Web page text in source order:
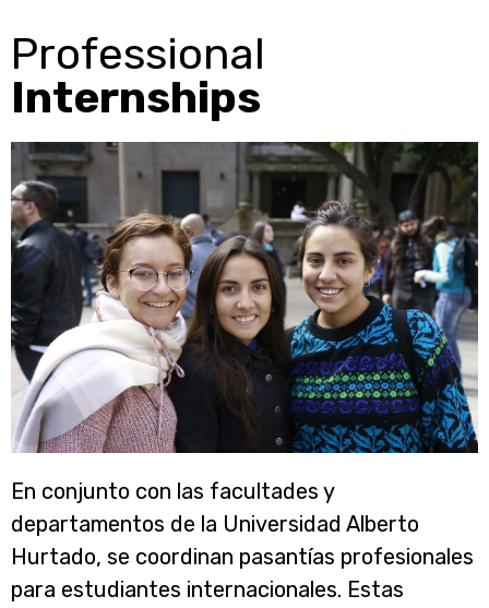
Professional
Internships
En conjunto con las facultades y
departamentos de la Universidad Alberto
Hurtado, se coordinan pasantías profesionales
para estudiantes internacionales. Estas